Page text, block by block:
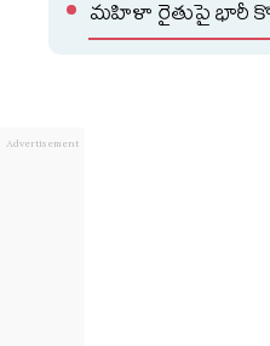
మహిళా రైతుపై భారీ